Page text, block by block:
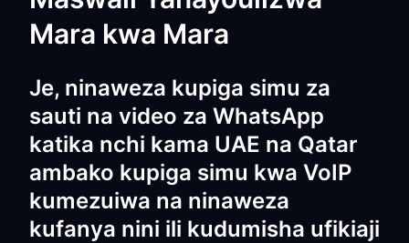
Mara kwa Mara
Je, ninaweza kupiga simu za
sauti na video za WhatsApp
katika nchi kama UAE na Qatar
ambako kupiga simu kwa VoIP
kumezuiwa na ninaweza
kufanya nini ili kudumisha ufikiaji